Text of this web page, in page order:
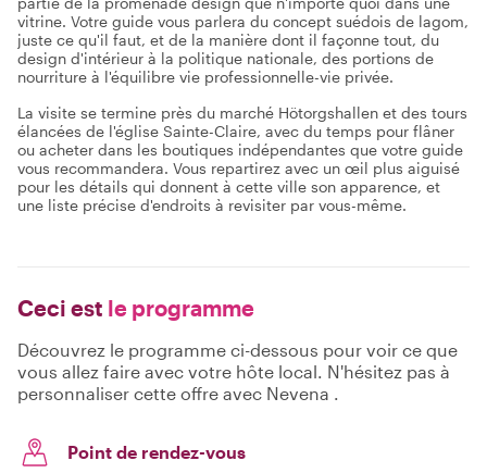
vitrine. Votre guide vous parlera du concept suédois de lagom,
juste ce qu'il faut, et de la manière dont il façonne tout, du
design d'intérieur à la politique nationale, des portions de
nourriture à l'équilibre vie professionnelle-vie privée.
La visite se termine près du marché Hötorgshallen et des tours
élancées de l'église Sainte-Claire, avec du temps pour flâner
ou acheter dans les boutiques indépendantes que votre guide
vous recommandera. Vous repartirez avec un œil plus aiguisé
pour les détails qui donnent à cette ville son apparence, et
une liste précise d'endroits à revisiter par vous-même.
Ceci est le programme
Découvrez le programme ci-dessous pour voir ce que
vous allez faire avec votre hôte local. N'hésitez pas à
personnaliser cette offre avec Nevena .
Point de rendez-vous